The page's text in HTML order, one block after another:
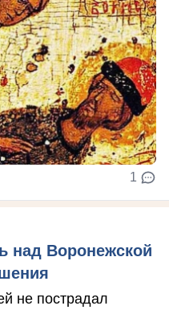
1
над Воронежской
не пострадал